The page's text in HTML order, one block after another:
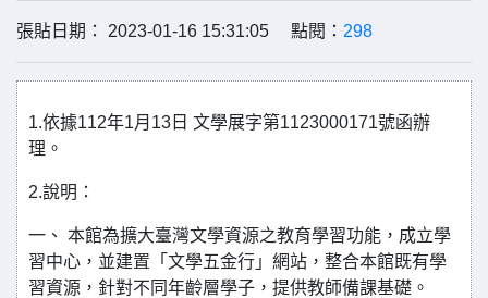
張貼日期： 2023-01-16 15:31:05 點閱： 298
1.依據112年1月13日 文學展字第1123000171號函辦
理。
2.說明：
一、 本館為擴大臺灣文學資源之教育學習功能，成立學
習中心，並建置「文學五金行」網站，整合本館既有學
習資源，針對不同年齡層學子，提供教師備課基礎。